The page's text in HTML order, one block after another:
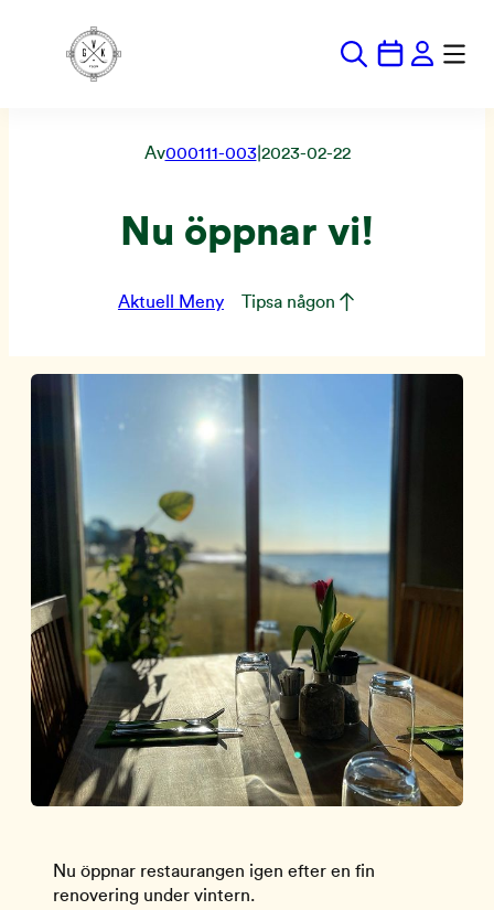
till
Av000111-003| 2023-02-22
Nu öppnar vi!
Aktuell Meny Tipsa någon
Nu öppnar restaurangen igen efter en fin
renovering under vintern.